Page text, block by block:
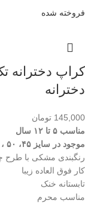
فروخته شده
کراپ دخترانه
دخترانه
145,000 تومان
مناسب ۵ تا ۱۲ سال
موجود در سایز ۴۵، ۵۰ ، ۵۵ ، ۶۰ ، ۶۵
رنگبندی مشکی با طرح
کار فوق العاده زیبا
تابستانه خنک
مناسب محرم